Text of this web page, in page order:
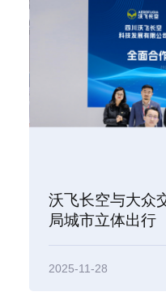
沃飞长空与大众
局城市立体出行
2025-11-28